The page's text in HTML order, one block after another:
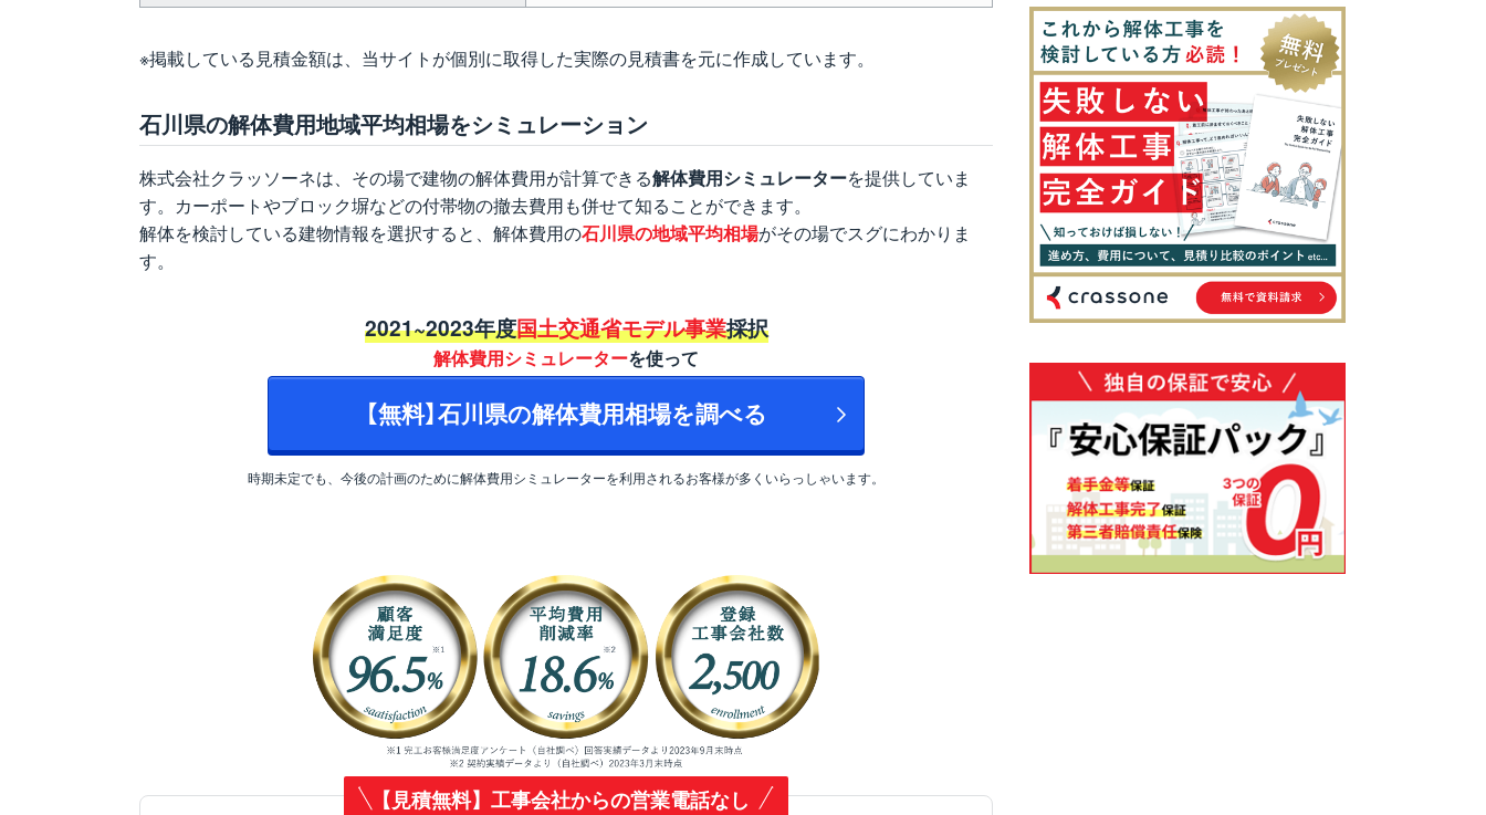
※掲載している見積金額は、当サイトが個別に取得した実際の見積書を元に作成しています。
石川県の解体費用地域平均相場をシミュレーション
株式会社クラッソーネは、その場で建物の解体費用が計算できる解体費用シミュレーターを提供していま
す。カーポートやブロック塀などの付帯物の撤去費用も併せて知ることができます。
解体を検討している建物情報を選択すると、解体費用の石川県の地域平均相場がその場でスグにわかりま
す。
2021~2023年度国土交通省モデル事業採択
解体費用シミュレーターを使って
【無料】石川県の解体費用相場を調べる
時期未定でも、今後の計画のために解体費用シミュレーターを利用されるお客様が多くいらっしゃいます。
【見積無料】工事会社からの営業電話なし